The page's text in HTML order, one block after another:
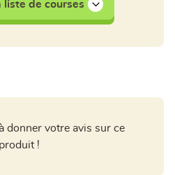
liste de courses
donner votre avis sur ce
produit !